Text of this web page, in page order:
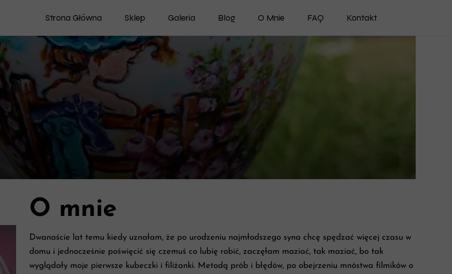
Strona Główna Sklep
Porcelana
Deski
Dostępne Od Ręki
Galeria Blog O Mnie FAQ Kontakt
O mnie
Dwanaście lat temu kiedy uznałam, że po urodzeniu najmłodszego syna chcę spędzać więcej czasu w
domu i jednocześnie poświęcić się czemuś co lubię robić, zaczęłam maziać, tak maziać, bo tak
wyglądały moje pierwsze kubeczki i filiżanki. Metodą prób i błędów, po obejrzeniu mnóstwa filmików o